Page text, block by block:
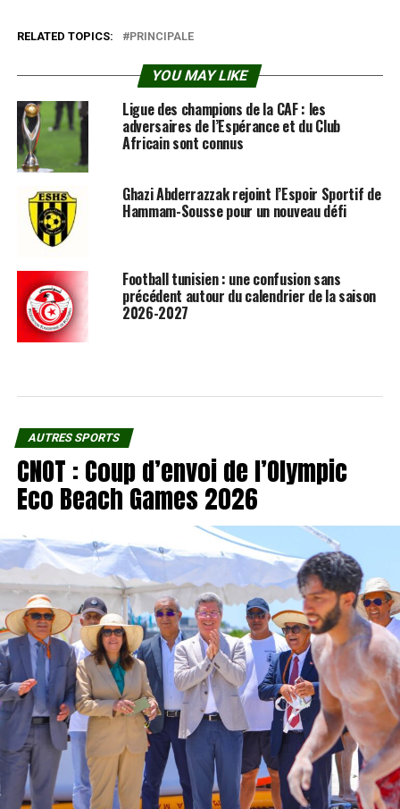
RELATED TOPICS: PRINCIPALE
YOU MAY LIKE
Ligue des champions de la CAF : les
adversaires de l’Espérance et du Club
Africain sont connus
Ghazi Abderrazzak rejoint l’Espoir Sportif de
Hammam-Sousse pour un nouveau défi
Football tunisien : une confusion sans
précédent autour du calendrier de la saison
2026-2027
AUTRES SPORTS
CNOT : Coup d’envoi de l’Olympic
Eco Beach Games 2026